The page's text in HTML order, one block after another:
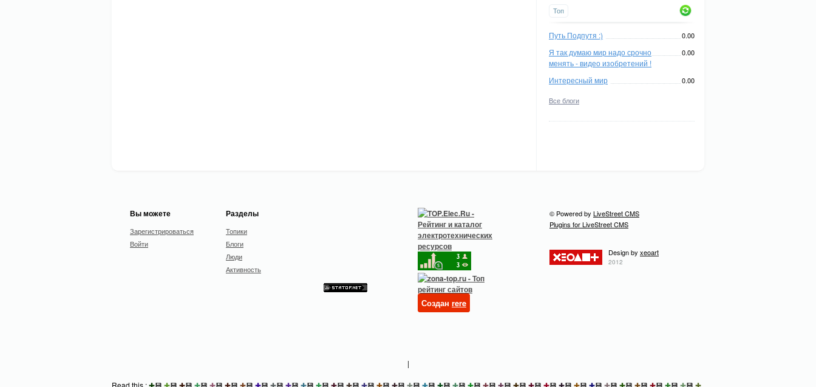
Топ
Путь Подпутя :) 0.00
Я так думаю мир надо срочно
менять - видео изобретений !
0.00
Интересный мир 0.00
Все блоги
Вы можете
Зарегистрироваться
Войти
Разделы
Топики
Блоги
Люди
Активность
Создан rere
© Powered by LiveStreet CMS
Plugins for LiveStreet CMS
Design by xeoart
2012
|
Read this :✚💾 ✚💾 ✚💾 ✚💾 ✚💾 ✚💾 ✚💾 ✚💾 ✚💾 ✚💾 ✚💾 ✚💾 ✚💾 ✚💾 ✚💾 ✚💾 ✚💾 ✚💾 ✚💾 ✚💾 ✚💾 ✚💾 ✚💾 ✚💾 ✚💾 ✚💾 ✚💾 ✚💾 ✚💾 ✚💾 ✚💾 ✚💾 ✚💾 ✚💾 ✚💾 ✚💾 ✚